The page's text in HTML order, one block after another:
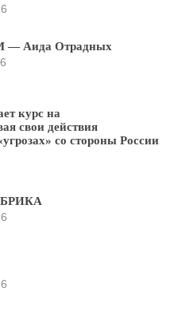
— Аида Отрадных
курс на
свои действия
со стороны России